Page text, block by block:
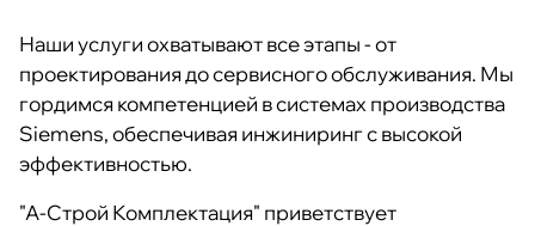
Наши услуги охватывают все этапы - от
проектирования до сервисного обслуживания. Мы
гордимся компетенцией в системах производства
Siemens, обеспечивая инжиниринг с высокой
эффективностью.
"А-Строй Комплектация" приветствует